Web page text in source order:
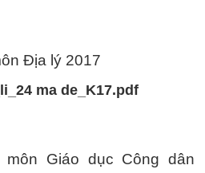
Địa lý 2017
ma de_K17.pdf
Giáo dục Công dân